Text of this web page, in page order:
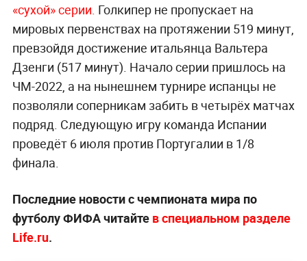
«сухой» серии. Голкипер не пропускает на
мировых первенствах на протяжении 519 минут,
превзойдя достижение итальянца Вальтера
Дзенги (517 минут). Начало серии пришлось на
ЧМ-2022, а на нынешнем турнире испанцы не
позволяли соперникам забить в четырёх матчах
подряд. Следующую игру команда Испании
проведёт 6 июля против Португалии в 1/8
финала.
Последние новости с чемпионата мира по
футболу ФИФА читайте в специальном разделе
Life.ru.